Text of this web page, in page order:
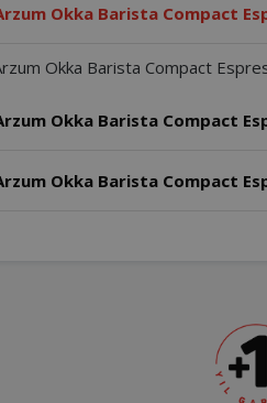
Okka Barista Compact
Okka Barista Compact
Okka Barista Compact
Okka Barista Compact